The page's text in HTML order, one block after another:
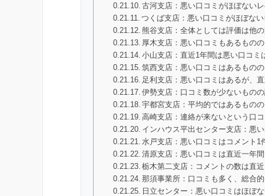
古河支店：悪い口コミがほぼない
つくば支店：悪い口コミがほぼな
熊谷支店：全体としては評価は他
厚木支店：悪い口コミもあるもの
小山支店：直近1年間は悪い口コミ
筑西支店：悪い口コミはあるもの
足利支店：悪い口コミはあるが、
伊勢支店：口コミ数が少ないもの
宇都宮支店：平均的ではあるもの
高崎支店：連絡が来ないという口
インハウス平出センター支店：悪
水戸支店：悪い口コミはコメント
清原支店：悪い口コミは直近一年
栃木第二支店：コメントの数は直
那須事業所：口コミも多く、総合
日立センター：悪い口コミはほぼ